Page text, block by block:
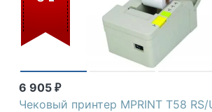
6 905 ₽
Чековый принтер MPRINT Т58 RS/